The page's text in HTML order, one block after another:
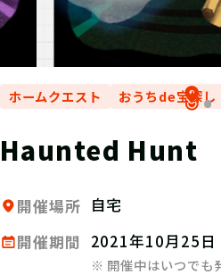
ホームクエスト おうちde宝探し
Haunted Hunt
開催場所 自宅
開催期間
2021年10月25日
※ 開催中はいつでも